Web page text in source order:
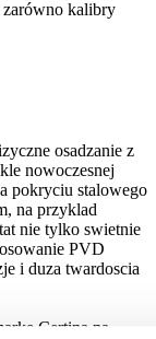
zarówno kalibry
osadzanie z
nowoczesnej
pokryciu stalowego
na przyklad
nie tylko swietnie
PVD
i duza twardoscia
Certina na